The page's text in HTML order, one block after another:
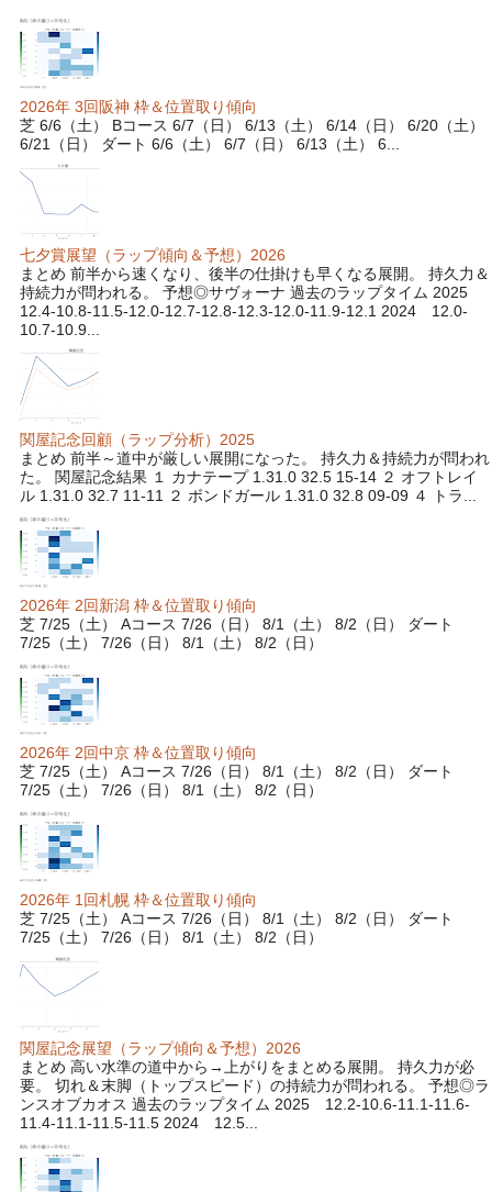
2026年 3回阪神 枠＆位置取り傾向
芝 6/6（土） Bコース 6/7（日） 6/13（土） 6/14（日） 6/20（土）
6/21（日） ダート 6/6（土） 6/7（日） 6/13（土） 6...
七夕賞展望（ラップ傾向＆予想）2026
まとめ 前半から速くなり、後半の仕掛けも早くなる展開。 持久力＆
持続力が問われる。 予想◎サヴォーナ 過去のラップタイム 2025
12.4-10.8-11.5-12.0-12.7-12.8-12.3-12.0-11.9-12.1 2024 12.0-
10.7-10.9...
関屋記念回顧（ラップ分析）2025
まとめ 前半～道中が厳しい展開になった。 持久力＆持続力が問われ
た。 関屋記念結果 １ カナテープ 1.31.0 32.5 15-14 ２ オフトレイ
ル 1.31.0 32.7 11-11 ２ ボンドガール 1.31.0 32.8 09-09 ４ トラ...
2026年 2回新潟 枠＆位置取り傾向
芝 7/25（土） Aコース 7/26（日） 8/1（土） 8/2（日） ダート
7/25（土） 7/26（日） 8/1（土） 8/2（日）
2026年 2回中京 枠＆位置取り傾向
芝 7/25（土） Aコース 7/26（日） 8/1（土） 8/2（日） ダート
7/25（土） 7/26（日） 8/1（土） 8/2（日）
2026年 1回札幌 枠＆位置取り傾向
芝 7/25（土） Aコース 7/26（日） 8/1（土） 8/2（日） ダート
7/25（土） 7/26（日） 8/1（土） 8/2（日）
関屋記念展望（ラップ傾向＆予想）2026
まとめ 高い水準の道中から→上がりをまとめる展開。 持久力が必
要。 切れ＆末脚（トップスピード）の持続力が問われる。 予想◎ラ
ンスオブカオス 過去のラップタイム 2025 12.2-10.6-11.1-11.6-
11.4-11.1-11.5-11.5 2024 12.5...